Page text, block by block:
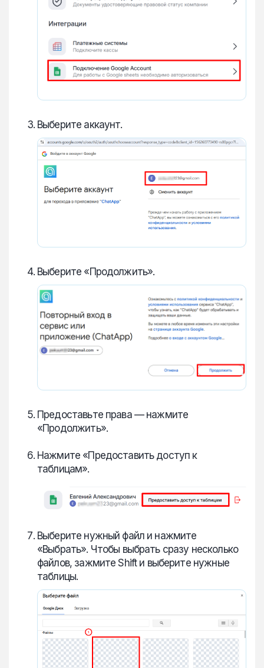
Выберите аккаунт.
Выберите «Продолжить».
Предоставьте права — нажмите
«Продолжить».
Нажмите «Предоставить доступ к
таблицам».
Выберите нужный файл и нажмите
«Выбрать». Чтобы выбрать сразу несколько
файлов, зажмите Shift и выберите нужные
таблицы.